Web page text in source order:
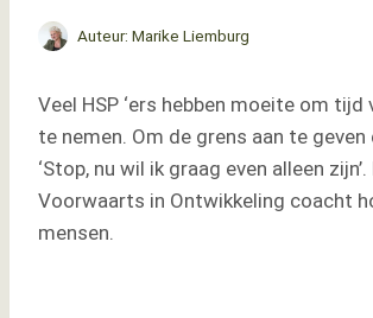
Auteur: Marike Liemburg
Veel HSP ‘ers hebben moeite om
te nemen. Om de grens aan te geven
‘Stop, nu wil ik graag even alleen
Voorwaarts in Ontwikkeling coacht
mensen.